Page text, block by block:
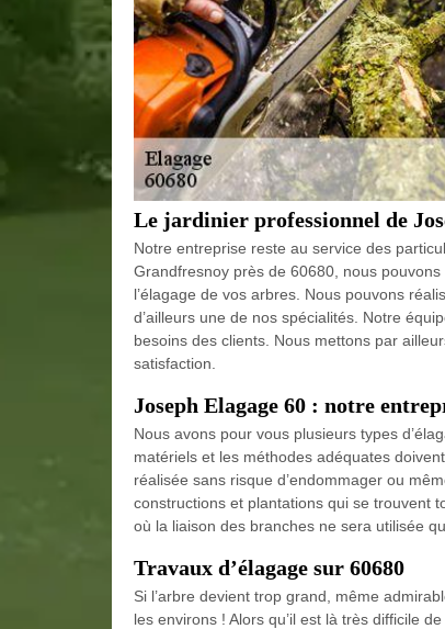
Le jardinier professionnel de
Notre entreprise reste au service des
Grandfresnoy près de 60680, nous
l’élagage de vos arbres. Nous pouvons
d’ailleurs une de nos spécialités. Notre
besoins des clients. Nous mettons par
satisfaction.
Joseph Elagage 60 : notre
Nous avons pour vous plusieurs types
matériels et les méthodes adéquates
réalisée sans risque d’endommager ou
constructions et plantations qui se trouvent
où la liaison des branches ne sera utilisée
Travaux d’élagage sur 60680
Si l’arbre devient trop grand, même
les environs ! Alors qu’il est là très difficile